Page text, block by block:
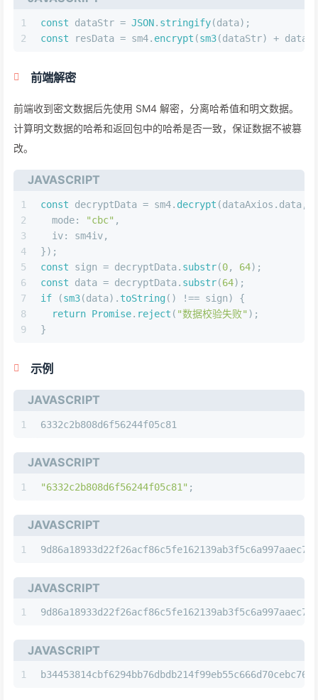
1
2
const dataStr = JSON. stringify(data);
const resData = sm4. encrypt (sm3(dataStr) +
前端解密
前端收到密文数据后先使用 SM4 解密，分离哈希值和明文数据。
计算明文数据的哈希和返回包中的哈希是否一致，保证数据不被篡
改。
JAVASCRIPT
1
2
3
4
5
6
7
8
9
const decryptData = sm4. decrypt (dataAxios. data,
mode: "cbc" ,
iv: sm4iv,
});
const sign = decryptData. substr(0, 64);
const data = decryptData. substr(64);
if (sm3(data). toString() !== sign) {
return Promise. reject ( "数据校验失败" );
}
示例
JAVASCRIPT
1 6332c2b808d6f56244f05c81
JAVASCRIPT
1 "6332c2b808d6f56244f05c81" ;
JAVASCRIPT
1
JAVASCRIPT
1
JAVASCRIPT
1